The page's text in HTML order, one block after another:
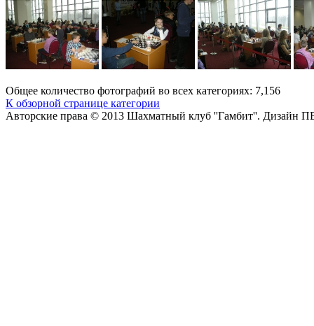
Общее количество фотографий во всех категориях: 7,156
К обзорной странице категории
Авторские права © 2013 Шахматный клуб ''Гамбит''. Дизайн